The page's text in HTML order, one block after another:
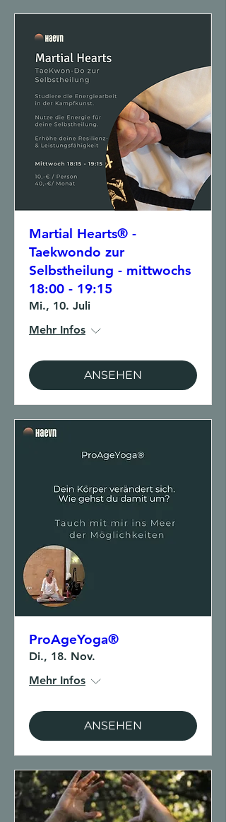
Martial Hearts® -
Taekwondo zur
Selbstheilung - mittwochs
18:00 - 19:15
Mi., 10. Juli
Mehr Infos
ANSEHEN
ProAgeYoga®
Di., 18. Nov.
Mehr Infos
ANSEHEN